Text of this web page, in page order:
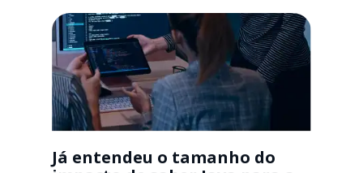
Já entendeu o tamanho do